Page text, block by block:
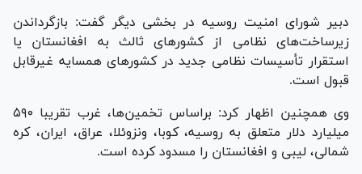
دبیر شورای امنیت روسیه در بخشی دیگر گفت: بازگرداندن
زیرساخت‌های نظامی از کشورهای ثالث به افغانستان یا
استقرار تأسیسات نظامی جدید در کشورهای همسایه غیرقابل
قبول است.
وی همچنین اظهار کرد: براساس تخمین‌ها، غرب تقریبا ۵۹۰
میلیارد دلار متعلق به روسیه، کوبا، ونزوئلا، عراق، ایران، کره
شمالی، لیبی و افغانستان را مسدود کرده است.